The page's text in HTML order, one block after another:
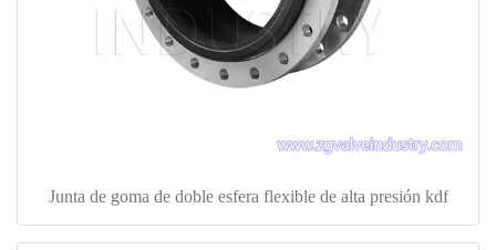
Junta de goma de doble esfera flexible de alta presión kdf